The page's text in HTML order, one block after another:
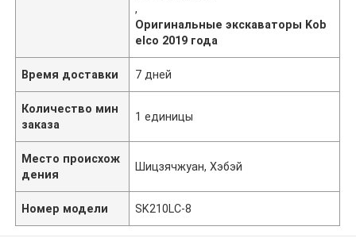
,
Оригинальные экскаваторы Kob
elco 2019 года
Время доставки 7 дней
Количество мин
заказа
1 единицы
Место происхож
дения
Шицзячжуан, Хэбэй
Номер модели SK210LC-8